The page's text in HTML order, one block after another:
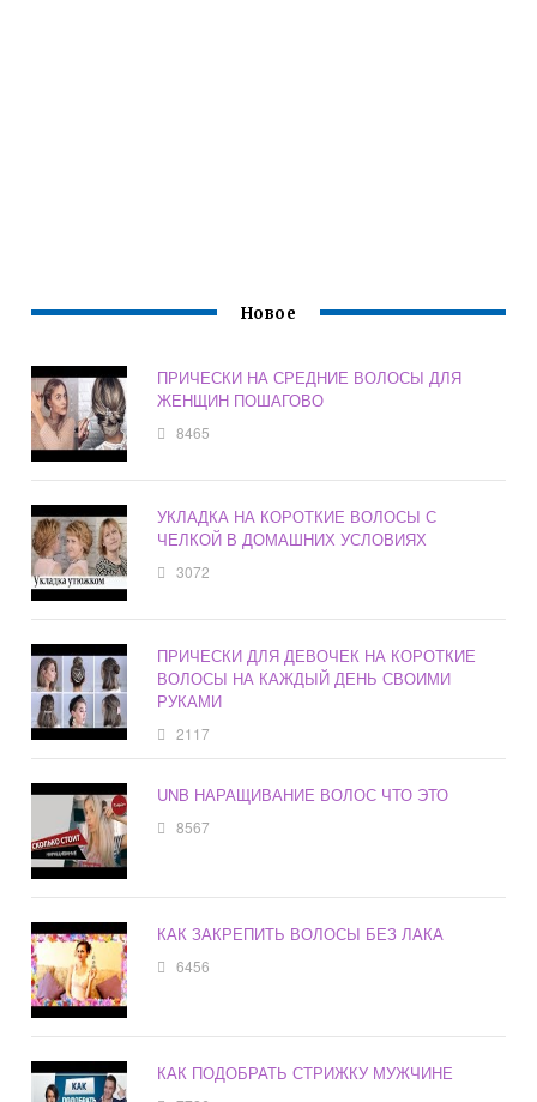
Новое
ПРИЧЕСКИ НА СРЕДНИЕ ВОЛОСЫ ДЛЯ
ЖЕНЩИН ПОШАГОВО
8465
УКЛАДКА НА КОРОТКИЕ ВОЛОСЫ С
ЧЕЛКОЙ В ДОМАШНИХ УСЛОВИЯХ
3072
ПРИЧЕСКИ ДЛЯ ДЕВОЧЕК НА КОРОТКИЕ
ВОЛОСЫ НА КАЖДЫЙ ДЕНЬ СВОИМИ
РУКАМИ
2117
UNB НАРАЩИВАНИЕ ВОЛОС ЧТО ЭТО
8567
КАК ЗАКРЕПИТЬ ВОЛОСЫ БЕЗ ЛАКА
6456
КАК ПОДОБРАТЬ СТРИЖКУ МУЖЧИНЕ